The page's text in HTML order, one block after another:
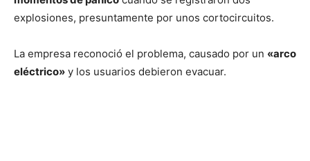
explosiones, presuntamente por unos cortocircuitos.
La empresa reconoció el problema, causado por un «arco
eléctrico» y los usuarios debieron evacuar.